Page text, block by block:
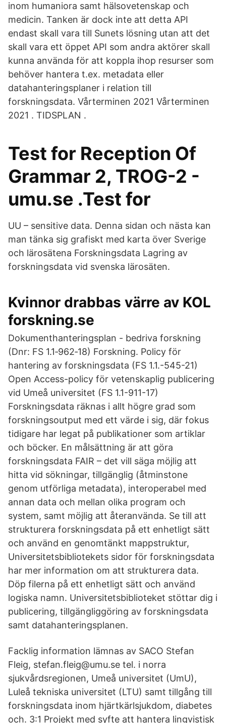
inom humaniora samt hälsovetenskap och
medicin. Tanken är dock inte att detta API
endast skall vara till Sunets lösning utan att det
skall vara ett öppet API som andra aktörer skall
kunna använda för att koppla ihop resurser som
behöver hantera t.ex. metadata eller
datahanteringsplaner i relation till
forskningsdata. Vårterminen 2021 Vårterminen
2021 . TIDSPLAN .
Test for Reception Of
Grammar 2, TROG-2 -
umu.se .Test for
UU – sensitive data. Denna sidan och nästa kan
man tänka sig grafiskt med karta över Sverige
och lärosätena Forskningsdata Lagring av
forskningsdata vid svenska lärosäten.
Kvinnor drabbas värre av KOL
forskning.se
Dokumenthanteringsplan - bedriva forskning
(Dnr: FS 1.1‐962‐18) Forskning. Policy för
hantering av forskningsdata (FS 1.1.-545-21)
Open Access-policy för vetenskaplig publicering
vid Umeå universitet (FS 1.1-911-17)
Forskningsdata räknas i allt högre grad som
forskningsoutput med ett värde i sig, där fokus
tidigare har legat på publikationer som artiklar
och böcker. En målsättning är att göra
forskningsdata FAIR – det vill säga möjlig att
hitta vid sökningar, tillgänglig (åtminstone
genom utförliga metadata), interoperabel med
annan data och mellan olika program och
system, samt möjlig att återanvända. Se till att
strukturera forskningsdata på ett enhetligt sätt
och använd en genomtänkt mappstruktur,
Universitetsbibliotekets sidor för forskningsdata
har mer information om att strukturera data.
Döp filerna på ett enhetligt sätt och använd
logiska namn. Universitetsbiblioteket stöttar dig i
publicering, tillgängliggöring av forskningsdata
samt datahanteringsplanen.
Facklig information lämnas av SACO Stefan
Fleig, stefan.fleig@umu.se tel. i norra
sjukvårdsregionen, Umeå universitet (UmU),
Luleå tekniska universitet (LTU) samt tillgång till
forskningsdata inom hjärtkärlsjukdom, diabetes
och. 3:1 Projekt med syfte att hantera lingvistisk